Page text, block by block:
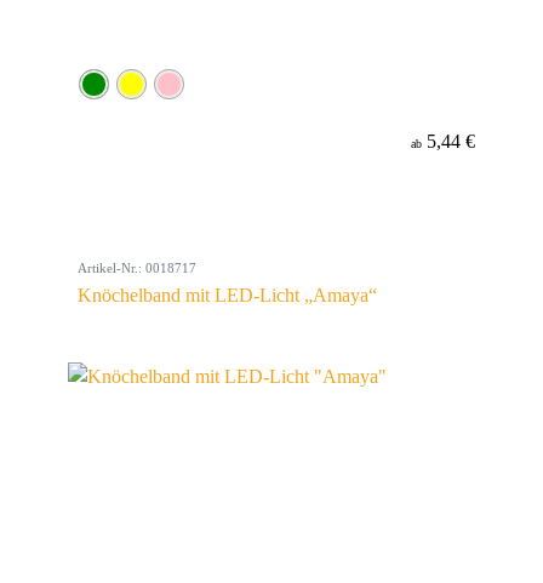
ab 5,44 €
Artikel-Nr.: 0018717
Knöchelband mit LED-Licht „Amaya“